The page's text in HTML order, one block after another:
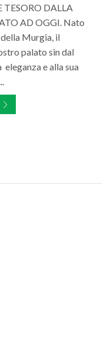
TESORO DALLA
AD OGGI. Nato
Murgia, il
palato sin dal
e alla sua